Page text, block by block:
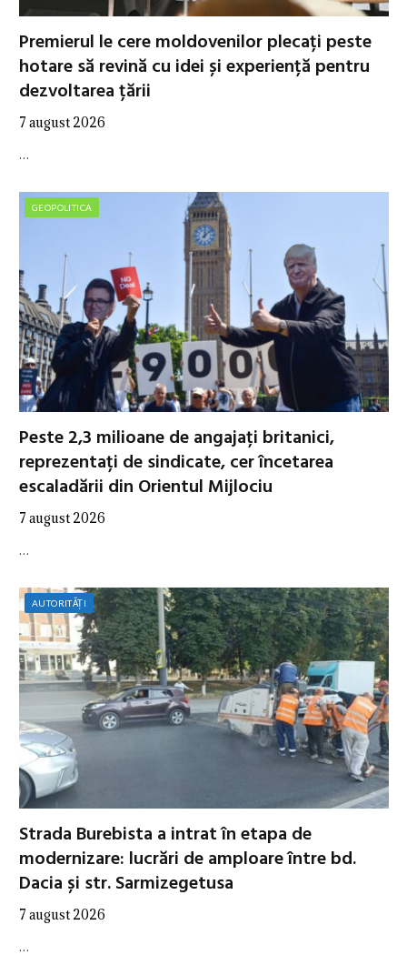
Premierul le cere moldovenilor plecați peste
hotare să revină cu idei și experiență pentru
dezvoltarea țării
7 august 2026
…
GEOPOLITICA
Peste 2,3 milioane de angajați britanici,
reprezentați de sindicate, cer încetarea
escaladării din Orientul Mijlociu
7 august 2026
…
AUTORITĂȚI
Strada Burebista a intrat în etapa de
modernizare: lucrări de amploare între bd.
Dacia și str. Sarmizegetusa
7 august 2026
…